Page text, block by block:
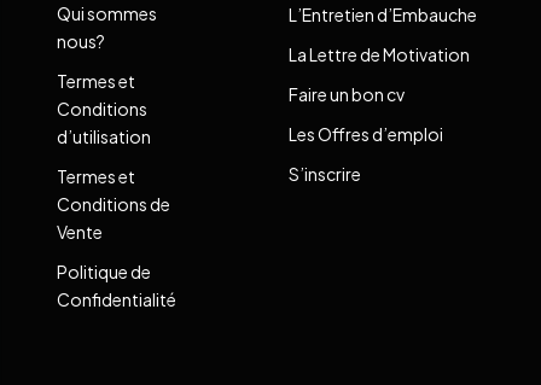
Qui sommes
nous?
Termes et
Conditions
d’utilisation
Termes et
Conditions de
Vente
Politique de
Confidentialité
L’Entretien d’Embauche
La Lettre de Motivation
Faire un bon cv
Les Offres d’emploi
S’inscrire